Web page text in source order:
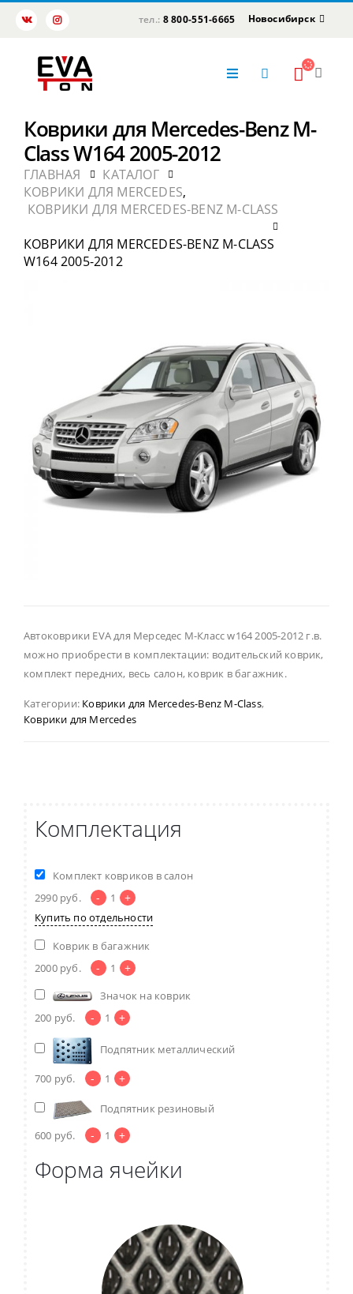
тел.: 8 800-551-6665 Новосибирск
Коврики для Mercedes-Benz M-
Class W164 2005-2012
ГЛАВНАЯ
КАТАЛОГ
КОВРИКИ ДЛЯ MERCEDES,
КОВРИКИ ДЛЯ MERCEDES-BENZ M-CLASS
КОВРИКИ ДЛЯ MERCEDES-BENZ M-CLASS
W164 2005-2012
Автоковрики EVA для Мерседес М-Класс w164 2005-2012 г.в.
можно приобрести в комплектации: водительский коврик,
комплект передних, весь салон, коврик в багажник.
Категории: Коврики для Mercedes-Benz M-Class,
Коврики для Mercedes
Комплектация
Комплект ковриков в салон
2990 руб. - 1 +
Купить по отдельности
Коврик в багажник
2000 руб. - 1 +
Значок на коврик
200 руб. - 1 +
Подпятник металлический
700 руб. - 1 +
Подпятник резиновый
600 руб. - 1 +
Форма ячейки